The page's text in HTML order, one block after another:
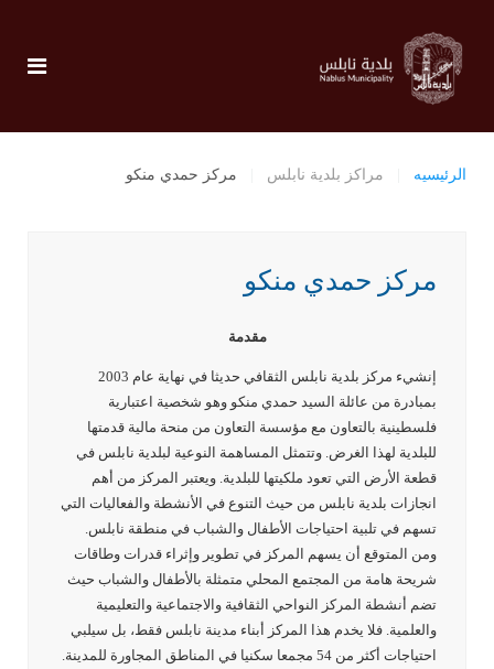
الرئيسيه مراكز بلدية نابلس مركز حمدي منكو
مركز حمدي منكو
مقدمة
إنشيء مركز بلدية نابلس الثقافي حديثا في نهاية عام 2003
بمبادرة من عائلة السيد حمدي منكو وهو شخصية اعتبارية
فلسطينية بالتعاون مع مؤسسة التعاون من منحة مالية قدمتها
للبلدية لهذا الغرض. وتتمثل المساهمة النوعية لبلدية نابلس في
قطعة الأرض التي تعود ملكيتها للبلدية. ويعتبر المركز من أهم
انجازات بلدية نابلس من حيث التنوع في الأنشطة والفعاليات التي
تسهم في تلبية احتياجات الأطفال والشباب في منطقة نابلس.
ومن المتوقع أن يسهم المركز في تطوير وإثراء قدرات وطاقات
شريحة هامة من المجتمع المحلي متمثلة بالأطفال والشباب حيث
تضم أنشطة المركز النواحي الثقافية والاجتماعية والتعليمية
والعلمية. فلا يخدم هذا المركز أبناء مدينة نابلس فقط، بل سيلبي
احتياجات أكثر من 54 مجمعا سكنيا في المناطق المجاورة للمدينة.